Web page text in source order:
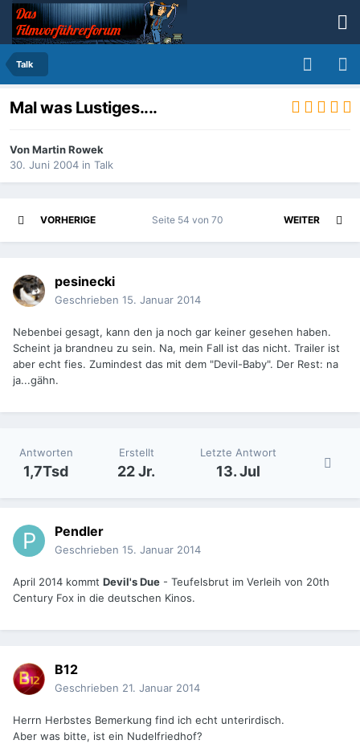
Talk
Mal was Lustiges....
VonMartin Rowek
30. Juni 2004 in Talk
VORHERIGE WEITER
Seite 54 von 70
pesinecki
Geschrieben 15. Januar 2014
Nebenbei gesagt, kann den ja noch gar keiner gesehen haben.
Scheint ja brandneu zu sein. Na, mein Fall ist das nicht. Trailer ist
aber echt fies. Zumindest das mit dem "Devil-Baby". Der Rest: na
ja...gähn.
Antworten
1,7Tsd
Erstellt
22 Jr.
Letzte Antwort
13. Jul
Pendler
Geschrieben 15. Januar 2014
April 2014 kommt Devil's Due - Teufelsbrut im Verleih von 20th
Century Fox in die deutschen Kinos.
B12
Geschrieben 21. Januar 2014
Herrn Herbstes Bemerkung find ich echt unterirdisch.
Aber was bitte, ist ein Nudelfriedhof?